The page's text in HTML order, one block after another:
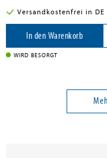
Versandkostenfrei in DE
In den Warenkorb
WIRD BESORGT